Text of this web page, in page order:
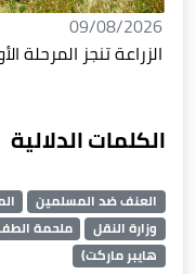
09/08/2026
الزراعة تنجز المرحلة
الكلمات الدلالية
العنف ضد المسلمين
وزارة النقل
ملحمة الطف
هايبر ماركت)